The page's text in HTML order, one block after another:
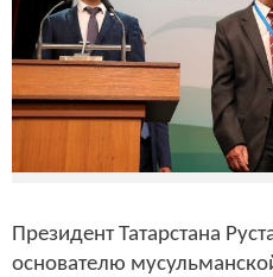
Президент Татарстана
основателю